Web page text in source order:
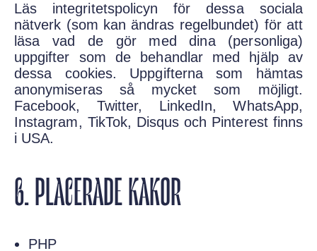
Läs integritetspolicyn för dessa sociala
nätverk (som kan ändras regelbundet) för att
läsa vad de gör med dina (personliga)
uppgifter som de behandlar med hjälp av
dessa cookies. Uppgifterna som hämtas
anonymiseras så mycket som möjligt.
Facebook, Twitter, LinkedIn, WhatsApp,
Instagram, TikTok, Disqus och Pinterest finns
i USA.
6. PLACERADE KAKOR
PHP